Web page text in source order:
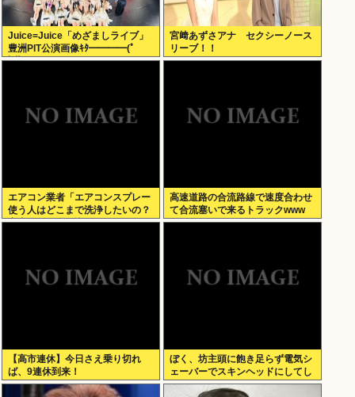
Juice=Juice「めざましライブ」
豊洲PIT公演画像ｷﾀ━━━━(ﾟ
∀ﾟ)━━━━!!
宮﨑あずさアナ セクシーノース
リーブ！！
エアコン業者「エアコンスプレー
使う人はどこまで洗浄したいの？
室内に風を送り込んでるファンは
高速道路の合流路線で速度合わせ
て合流塞いで来るトラックwww
【高市連休】今日さえ乗り切れ
ば、9連休到来！
ぼく、坊主頭に飽き足らず電気シ
ェーバーでスキンヘッドにしてし
まう